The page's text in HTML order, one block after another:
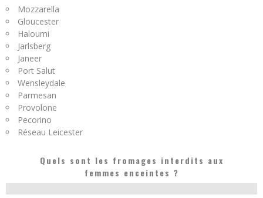
Mozzarella
Gloucester
Haloumi
Jarlsberg
Janeer
Port Salut
Wensleydale
Parmesan
Provolone
Pecorino
Réseau Leicester
Quels sont les fromages interdits aux
femmes enceintes ?